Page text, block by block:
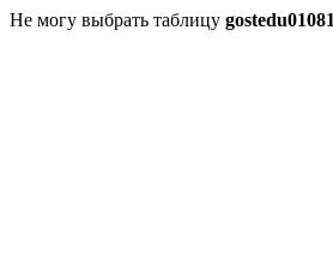
Не могу выбрать таблицу